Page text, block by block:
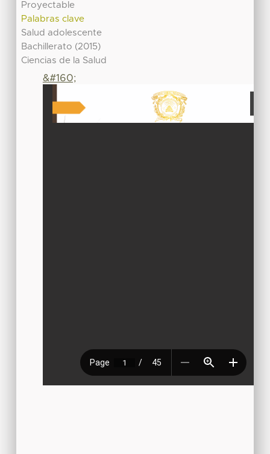
Proyectable
Palabras clave
Salud adolescente
Bachillerato (2015)
Ciencias de la Salud
&#160;